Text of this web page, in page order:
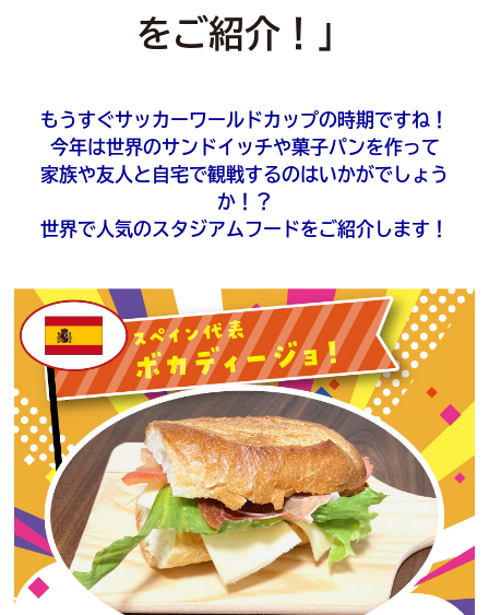
をご紹介！」
もうすぐサッカーワールドカップの時期ですね！
今年は世界のサンドイッチや菓子パンを作って
家族や友人と自宅で観戦するのはいかがでしょう
か！？
世界で人気のスタジアムフードをご紹介します！